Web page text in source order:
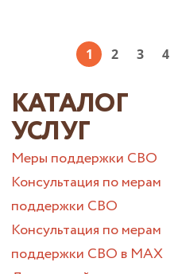
1 2 3 4
КАТАЛОГ
УСЛУГ
Меры поддержки СВО
Консультация по мерам
поддержки СВО
Консультация по мерам
поддержки СВО в МАХ